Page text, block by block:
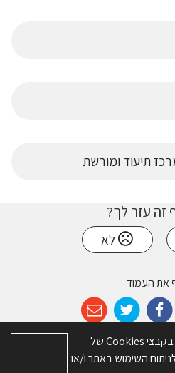
תיעוד ומורשת
זה עזר לך?
לא
את העמוד
דרום השרון. האתר פותח על ידי
לידיעתך, באתר זה נעשה שימוש בקבצי Cookies של
השימוש באתר ו/או